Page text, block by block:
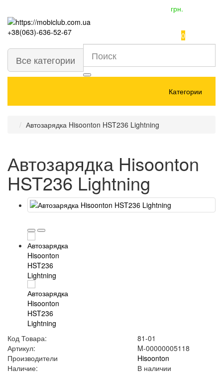
грн.
+38(063)-636-52-67 0
Все категории
Категории
Автозарядка Hisoonton HST236 Lightning
Автозарядка Hisoonton
HST236 Lightning
Код Товара:
81-01
Артикул:
M-00000005118
Производители
Hisoonton
Наличие:
В наличии